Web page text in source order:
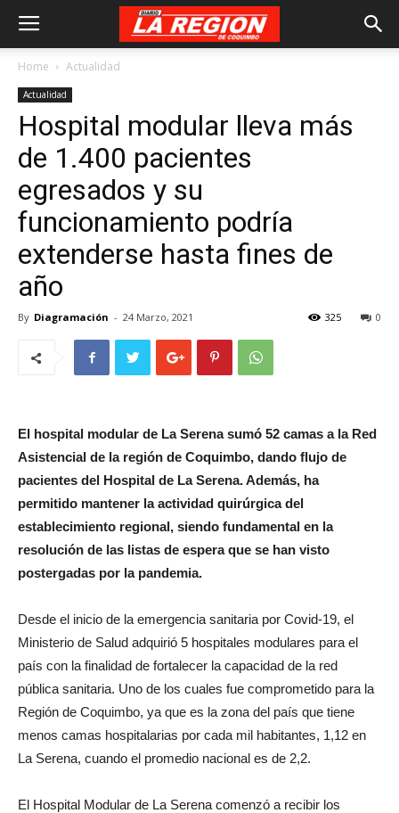
Home Actualidad
Actualidad
Hospital modular lleva más
de 1.400 pacientes
egresados y su
funcionamiento podría
extenderse hasta fines de
año
By Diagramación - 24 Marzo, 2021 0
325
El hospital modular de La Serena sumó 52 camas a la Red
Asistencial de la región de Coquimbo, dando flujo de
pacientes del Hospital de La Serena. Además, ha
permitido mantener la actividad quirúrgica del
establecimiento regional, siendo fundamental en la
resolución de las listas de espera que se han visto
postergadas por la pandemia.
Desde el inicio de la emergencia sanitaria por Covid-19, el
Ministerio de Salud adquirió 5 hospitales modulares para el
país con la finalidad de fortalecer la capacidad de la red
pública sanitaria. Uno de los cuales fue comprometido para la
Región de Coquimbo, ya que es la zona del país que tiene
menos camas hospitalarias por cada mil habitantes, 1,12 en
La Serena, cuando el promedio nacional es de 2,2.
El Hospital Modular de La Serena comenzó a recibir los